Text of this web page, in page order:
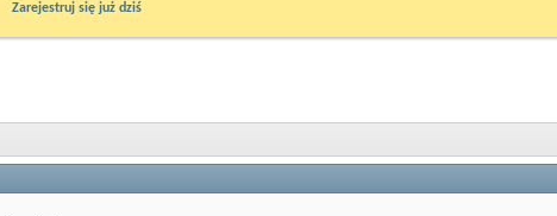
Zarejestruj się już dziś